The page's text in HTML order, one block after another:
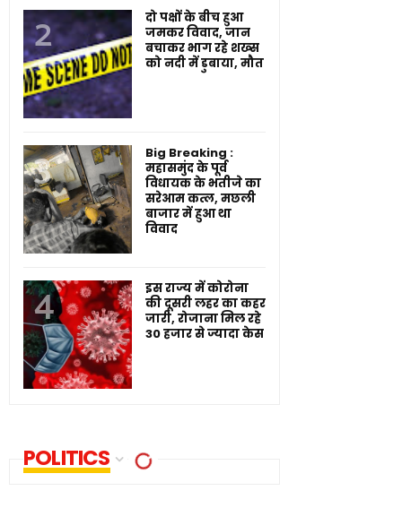
दो पक्षों के बीच हुआ
जमकर विवाद, जान
बचाकर भाग रहे शख्स
को नदी में डुबाया, मौत
Big Breaking :
महासमुंद के पूर्व
विधायक के भतीजे का
सरेआम कत्ल, मछली
बाजार में हुआ था
विवाद
इस राज्य में कोरोना
की दूसरी लहर का कहर
जारी, रोजाना मिल रहे
30 हजार से ज्यादा केस
POLITICS